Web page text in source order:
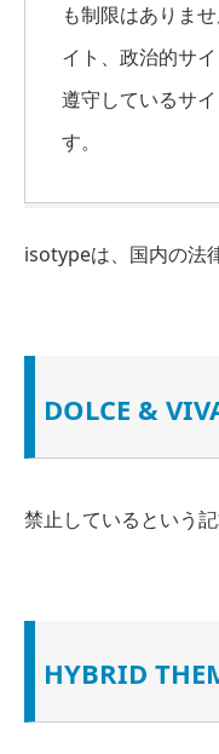
も制限はありま
イト、政治的サ
遵守しているサ
す。
isotypeは、 国内の法
DOLCE &
禁止しているという
HYBRID